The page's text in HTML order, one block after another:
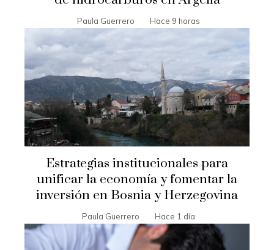
Paula Guerrero Hace 9 horas
Estrategias institucionales para
unificar la economía y fomentar la
inversión en Bosnia y Herzegovina
Paula Guerrero Hace 1 día